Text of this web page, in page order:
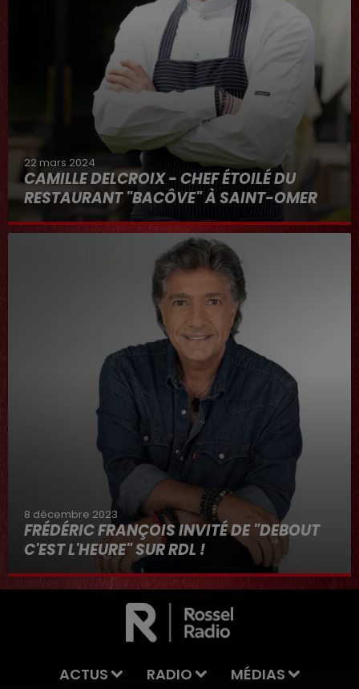
22 mars 2024
CAMILLE DELCROIX - CHEF ÉTOILÉ DU
RESTAURANT "BACÔVE" À SAINT-OMER
Au micro d'Hervé dans "RDL ET VOUS"
8 décembre 2023
FRÉDÉRIC FRANÇOIS INVITÉ DE "DEBOUT
C'EST L'HEURE" SUR RDL !
8 décembre 2023
ACTUS RADIO MÉDIAS